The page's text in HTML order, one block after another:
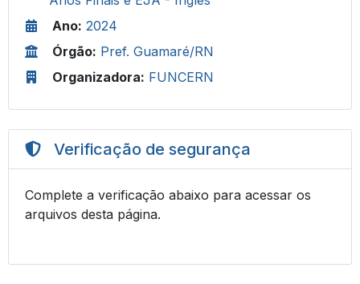
Ano: 2024
Órgão: Pref. Guamaré/RN
Organizadora: FUNCERN
Verificação de segurança
Complete a verificação abaixo para acessar os
arquivos desta página.